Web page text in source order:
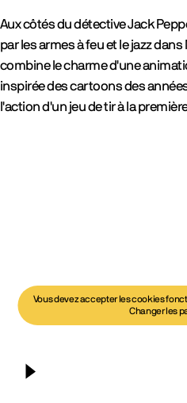
Aux côtés du détective Jack
par les armes à feu et le jazz dans
combine le charme d'une
inspirée des cartoons des
l'action d'un jeu de tir à la
Lancer la vidéo
Vous devez accepter les cookies
Changer les
gallery